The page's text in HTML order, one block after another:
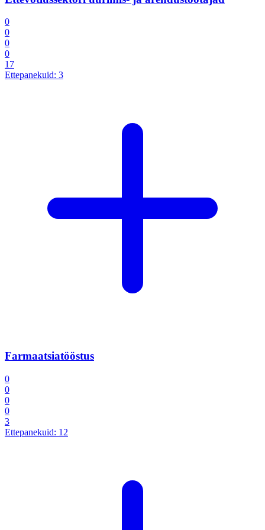
0
0
0
0
17
Ettepanekuid: 3
Farmaatsiatööstus
0
0
0
0
3
Ettepanekuid: 12